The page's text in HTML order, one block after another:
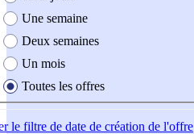
Une semaine
Deux semaines
Un mois
Toutes les offres
le filtre de date de création de l'offre